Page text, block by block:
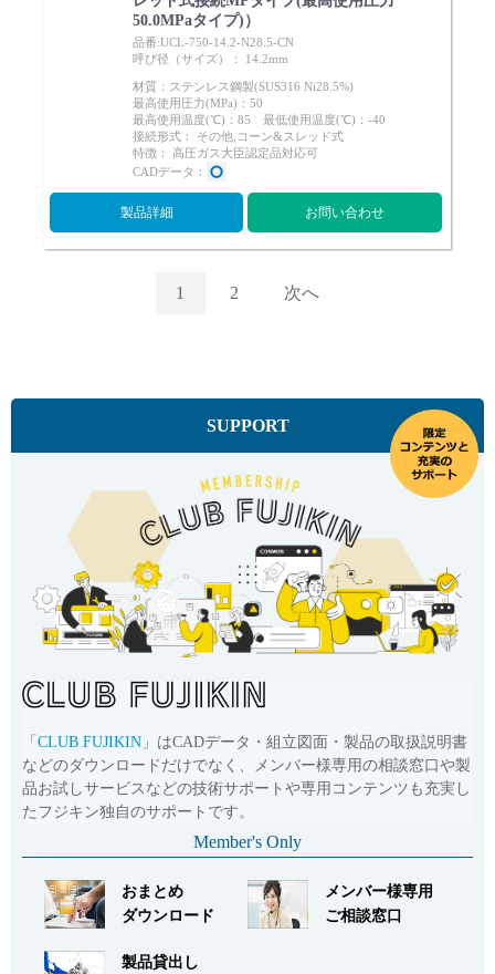
50.0MPaタイプ)）
品番:UCL-750-14.2-N28.5-CN
呼び径（サイズ）： 14.2mm
材質：ステンレス鋼製(SUS316 Ni28.5%)
最高使用圧力(MPa)：50
最高使用温度(℃)：85 最低使用温度(℃)：-40
接続形式： その他,コーン&スレッド式
特徴： 高圧ガス大臣認定品対応可
CADデータ：
製品詳細 お問い合わせ
1 2 次へ
SUPPORT
「 CLUB FUJIKIN 」はCADデータ・組立図面・製品の取扱説明書
などのダウンロードだけでなく、メンバー様専用の相談窓口や製
品お試しサービスなどの技術サポートや専用コンテンツも充実し
たフジキン独自のサポートです。
Member's Only
おまとめ
ダウンロード
メンバー様専用
ご相談窓口
製品貸出し